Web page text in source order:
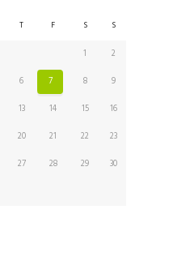
T F S S
1
2
6 7 8
9
13 14 15
16
20 21 22
23
27 28 29
30